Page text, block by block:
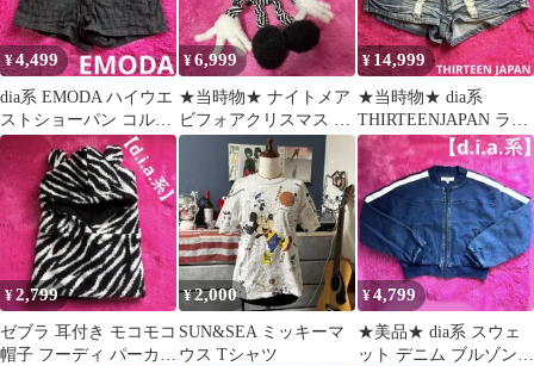
¥4,499
dia系 EMODA ハイウエ
ストショーパン コルセ
ット【平成ギャル】
¥6,999
★当時物★ ナイトメア
ビフォアクリスマス ジ
ャック ぬいぐるみ 【平
成レトロ】
¥14,999
★当時物★ dia系
THIRTEENJAPAN ラメ
ショーパン 【平成ギャ
ル】
¥2,799
ゼブラ 耳付き モコモコ
帽子 フーディ パーカー
¥2,000
SUN&SEA ミッキーマ
ウス Tシャツ
¥4,799
★美品★ dia系 スウェ
ット デニム ブルゾン